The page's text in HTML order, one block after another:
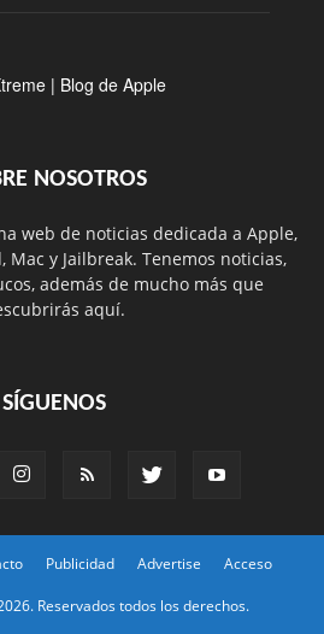
NOSOTROS
web de noticias dedicada a Apple,
Mac y Jailbreak. Tenemos noticias,
además de mucho más que
aquí.
SÍGUENOS
Publicidad Advertise Acceso
Reservados todos los derechos.